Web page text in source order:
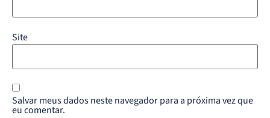
Site
Salvar meus dados neste navegador para a próxima vez que
eu comentar.